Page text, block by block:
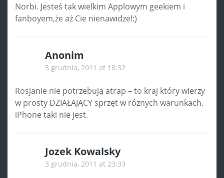
Norbi. Jesteś tak wielkim Applowym geekiem i
fanboyem,że aż Cie nienawidze!:)
Anonim
3 grudnia, 2011 at 18:32
Rosjanie nie potrzebują atrap – to kraj który wierzy
w prosty DZIAŁAJĄCY sprzęt w róznych warunkach.
iPhone taki nie jest.
Jozek Kowalsky
3 grudnia, 2011 at 23:33